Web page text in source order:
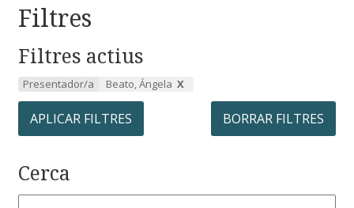
Filtres
Filtres actius
Presentador/a Beato, Ángela
APLICAR FILTRES BORRAR FILTRES
Cerca